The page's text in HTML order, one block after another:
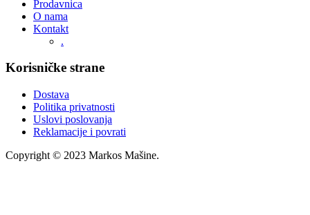
Prodavnica
O nama
Kontakt
.
Korisničke strane
Dostava
Politika privatnosti
Uslovi poslovanja
Reklamacije i povrati
Copyright © 2023 Markos Mašine.